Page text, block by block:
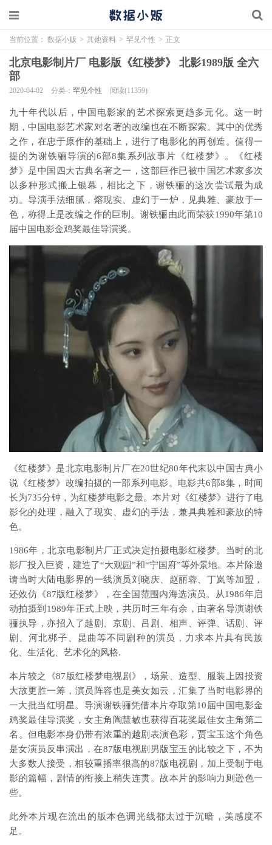
当前位置： 数据小贩 > 其他资料 > 罕见个性 > 正文
北京电影制片厂 电影版《红楼梦》 北影1989版 全六
部
2020-04-02 分类： 罕见个性 阅读(11359)
九十年代以后，中国电影家的艺术探索更趋多元化。这一时
期，中国电影艺术家对名著的改编也在不断探索。其中的优秀
之作，在忠于原作的基础上，进行了电影化的再创造。值得一
提的为谢铁骊导演的6部8集系列故事片《红楼梦》。《红楼
梦》是中国四大古典名著之一，这部巨作已被中国艺术家多次
以多种形式搬上银幕，相比之下，谢铁骊的这次尝试最为成
功。导演手法细腻，熔现实、虚幻于一炉，见典雅、豪放于一
色，称得上是改编之作的巨制。谢铁骊由此而荣获1990年第10
届中国电影金鸡奖最佳导演奖。
《红楼梦》是北京电影制片厂在20世纪80年代末以中国古典小
说《红楼梦》改编拍摄的一部系列电影。电影共6部8集，时间
长为735分钟，为红楼梦电影之最。本片对《红楼梦》进行了电
影化的处理，融入了现实、虚幻的手法，兼具典雅和豪放的特
色。
1986年，北京电影制片厂正式决定拍摄电影红楼梦。当时的北
影厂投入巨资，建造了“大观园”和“宁国府”等外景地。本片除邀
请当时大陆电影界的一线演员刘晓庆、赵丽蓉、丁岚等加盟，
还效仿《87版红楼梦》，在全国范围内海选演员。从1986年启
动拍摄到1989年正式上映，共历时三年有余，由著名导演谢铁
骊执导，亦招入了越剧、京剧、吕剧、相声、评弹、话剧、评
剧、河北梆子、昆曲等不同剧种的演员，力求本片具有民族
化、生活化、艺术化的风格.
本片较之《87版红楼梦电视剧》，场景、造型、服装上因投资
大故更胜一筹，演员阵容也是美女如云，汇集了当时电影界的
一大批当红明星。导演谢铁骊凭借本片夺取第10届中国电影金
鸡奖最佳导演奖，女主角陶慧敏也获得百花奖最佳女主角第二
名。但电影本身仍带有浓重的越剧表演色彩，贾宝玉这个角色
是女演员反串演出，在87版电视剧男版宝玉的比较之下，不为
大多数人接受，相较重播率很高的87版电视剧，加上受制于电
影的篇幅，剧情的衔接上稍失连贯。故本片的影响力则逊色一
些。
此外本片现在流出的版本色调光线都太过于沉暗，美感度不
足。